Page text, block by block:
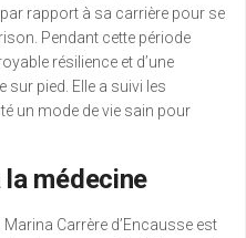
rapport à sa carrière pour se
Pendant cette période
résilience et d’une
sur pied. Elle a suivi les
un mode de vie sain pour
la médecine
Carrère d’Encausse est